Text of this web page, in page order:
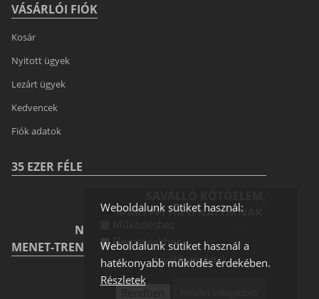
VÁSÁRLÓI FIÓK
Kosár
Nyitott ügyek
Lezárt ügyek
Kedvencek
Fiók adatok
35 EZER FÉLE
IPARI FELHASZNÁLÓKNAK,
NAGY TÉTELBEN A LEGJOBB ÁRON
MENET-TREND-SZERŰ GYORS KISZÁLLÍTÁSSAL
Weboldalunk sütiket használ:
Elemzésekhez
további részletek
Weboldalunk sütiket használ a
hatékonyabb működés érdekében.
Részletek